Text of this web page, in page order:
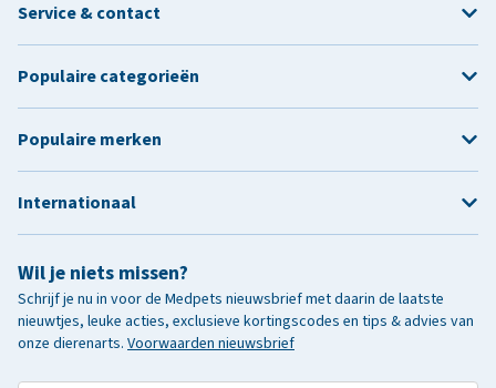
Wil je niets missen?
Schrijf je nu in voor de Medpets nieuwsbrief met daarin de laatste
nieuwtjes, leuke acties, exclusieve kortingscodes en tips & advies van
onze dierenarts. Voorwaarden nieuwsbrief
Service & contact
Populaire categorieën
Populaire merken
Internationaal